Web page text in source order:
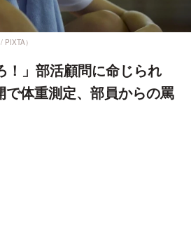
）
！」部活顧問に命じられ
体重測定、部員からの罵